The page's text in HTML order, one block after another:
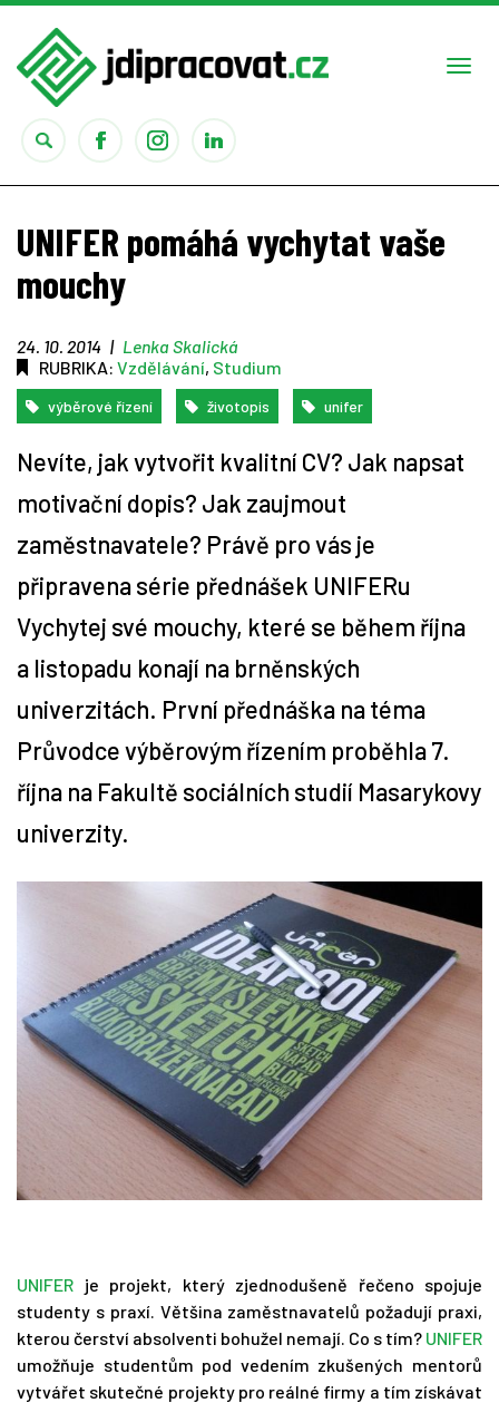
Rady
Seriály
Tipy
Soutěže
UNIFER pomáhá vychytat vaše
mouchy
24. 10. 2014 | Lenka Skalická
RUBRIKA: Vzdělávání, Studium
výběrové řízení životopis unifer
Nevíte, jak vytvořit kvalitní CV? Jak napsat
motivační dopis? Jak zaujmout
zaměstnavatele? Právě pro vás je
připravena série přednášek UNIFERu
Vychytej své mouchy, které se během října
a listopadu konají na brněnských
univerzitách. První přednáška na téma
Průvodce výběrovým řízením proběhla 7.
října na Fakultě sociálních studií Masarykovy
univerzity.
UNIFER je projekt, který zjednodušeně řečeno spojuje
studenty s praxí. Většina zaměstnavatelů požadují praxi,
kterou čerství absolventi bohužel nemají. Co s tím? UNIFER
umožňuje studentům pod vedením zkušených mentorů
vytvářet skutečné projekty pro reálné firmy a tím získávat